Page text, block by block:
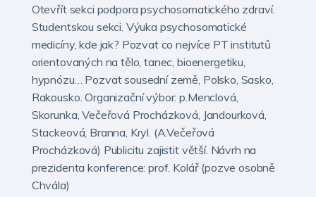
Otevřít sekci podpora psychosomatického zdraví.
Studentskou sekci. Výuka psychosomatické
medicíny, kde jak? Pozvat co nejvíce PT institutů
orientovaných na tělo, tanec, bioenergetiku,
hypnózu… Pozvat sousední země, Polsko, Sasko,
Rakousko. Organizační výbor: p.Menclová,
Skorunka, Večeřová Procházková, Jandourková,
Stackeová, Branna, Kryl. (A.Večeřová
Procházková) Publicitu zajistit větší. Návrh na
prezidenta konference: prof. Kolář (pozve osobně
Chvála)